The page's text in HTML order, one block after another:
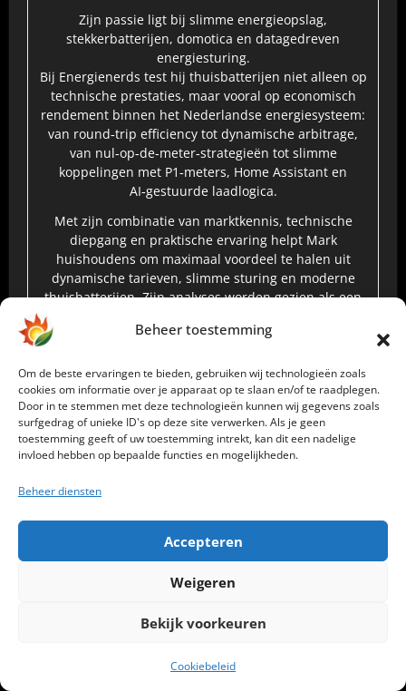
Beheer toestemming
Om de beste ervaringen te bieden, gebruiken wij technologieën zoals
cookies om informatie over je apparaat op te slaan en/of te raadplegen.
Door in te stemmen met deze technologieën kunnen wij gegevens zoals
surfgedrag of unieke ID's op deze site verwerken. Als je geen
toestemming geeft of uw toestemming intrekt, kan dit een nadelige
invloed hebben op bepaalde functies en mogelijkheden.
Beheer diensten
Accepteren
Weigeren
Bekijk voorkeuren
Cookiebeleid
Zijn passie ligt bij slimme energieopslag,
stekkerbatterijen, domotica en datagedreven
energiesturing.
Bij Energienerds test hij thuisbatterijen niet alleen op
technische prestaties, maar vooral op economisch
rendement binnen het Nederlandse energiesysteem:
van round‑trip efficiency tot dynamische arbitrage,
van nul‑op‑de‑meter‑strategieën tot slimme
koppelingen met P1‑meters, Home Assistant en
AI‑gestuurde laadlogica.
Met zijn combinatie van marktkennis, technische
diepgang en praktische ervaring helpt Mark
huishoudens om maximaal voordeel te halen uit
dynamische tarieven, slimme sturing en moderne
thuisbatterijen. Zijn analyses worden gezien als een
van de meest onafhankelijke en betrouwbare bronnen
in Nederland op het gebied van slimme
De Ultieme Startgids
thuisbatterij je écht